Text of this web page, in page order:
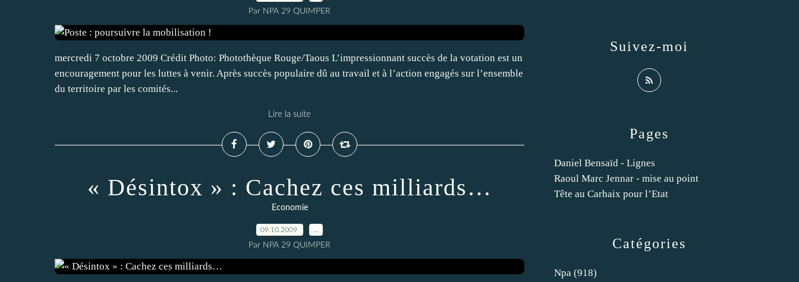
Par NPA 29 QUIMPER
mercredi 7 octobre 2009 Crédit Photo: Photothèque Rouge/Taous L’impressionnant succès de la votation est un
encouragement pour les luttes à venir. Après succès populaire dû au travail et à l’action engagés sur l’ensemble
du territoire par les comités...
Lire la suite
« Désintox » : Cachez ces milliards…
Economie
09.10.2009
Par NPA 29 QUIMPER Catégories
Npa (918)
Pages
Daniel Bensaïd - Lignes
Raoul Marc Jennar - mise au point
Tête au Carhaix pour l’Etat
Suivez-moi